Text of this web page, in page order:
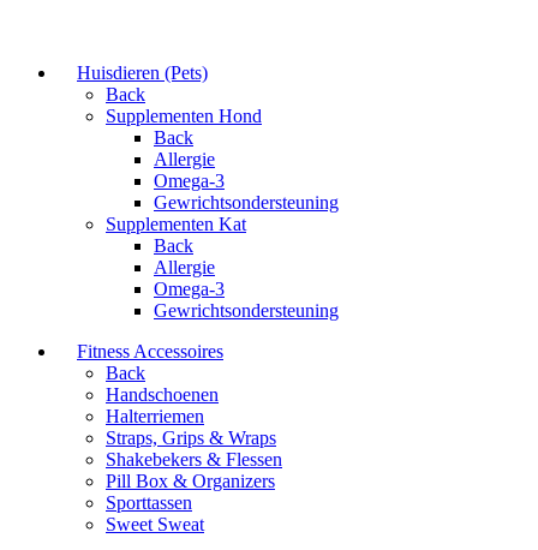
Huisdieren (Pets)
Back
Supplementen Hond
Back
Allergie
Omega-3
Gewrichtsondersteuning
Supplementen Kat
Back
Allergie
Omega-3
Gewrichtsondersteuning
Fitness Accessoires
Back
Handschoenen
Halterriemen
Straps, Grips & Wraps
Shakebekers & Flessen
Pill Box & Organizers
Sporttassen
Sweet Sweat